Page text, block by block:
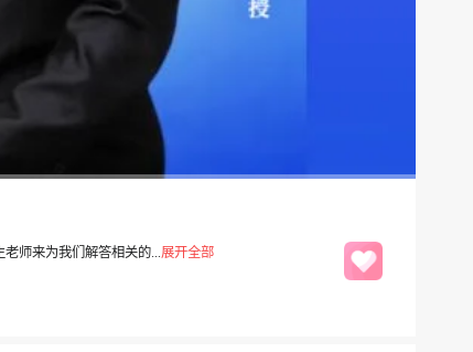
师来为我们解答相关的... 展开全部